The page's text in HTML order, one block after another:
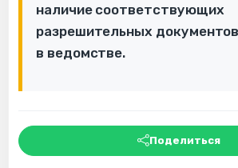
наличие соответствующих
разрешительных
в ведомстве.
Поделиться